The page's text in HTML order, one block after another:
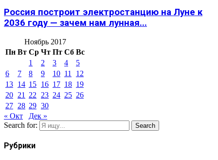
Россия построит электростанцию на Луне к
2036 году — зачем нам лунная...
Ноябрь 2017
Пн Вт Ср Чт Пт Сб Вс
1
2 3 4
5
6
7 8 9 10 11
12
13 14 15 16 17 18 19
20 21 22 23 24 25 26
27 28 29 30
« Окт
Дек »
Search for:
Search
Рубрики